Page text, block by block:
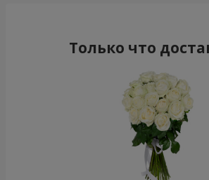
Только что